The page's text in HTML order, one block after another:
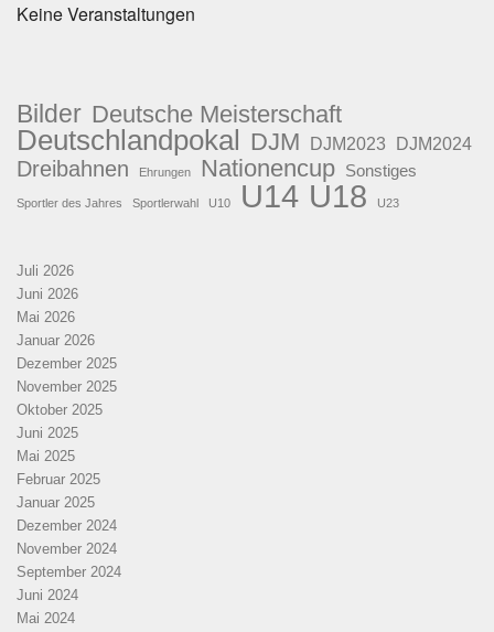
Keine Veranstaltungen
Bilder Deutsche Meisterschaft
Deutschlandpokal DJM DJM2023 DJM2024
Dreibahnen Ehrungen Nationencup Sonstiges
Sportler des Jahres Sportlerwahl U10 U14 U18 U23
Juli 2026
Juni 2026
Mai 2026
Januar 2026
Dezember 2025
November 2025
Oktober 2025
Juni 2025
Mai 2025
Februar 2025
Januar 2025
Dezember 2024
November 2024
September 2024
Juni 2024
Mai 2024